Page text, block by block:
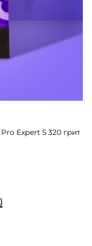
Expert S 320 грит